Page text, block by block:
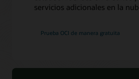
servicios adicionales en la
Prueba OCI de manera gratuita